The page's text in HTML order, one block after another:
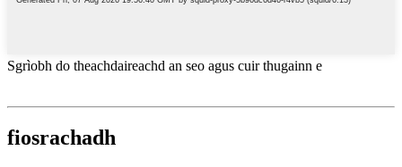
Sgrìobh do theachdaireachd an seo agus cuir thugainn e
fiosrachadh